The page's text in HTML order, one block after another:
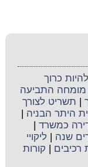
כרוך
התביעה
תשריט לצורך
היתר הבניה
כמשרד
שנה
ליקויי
קורות